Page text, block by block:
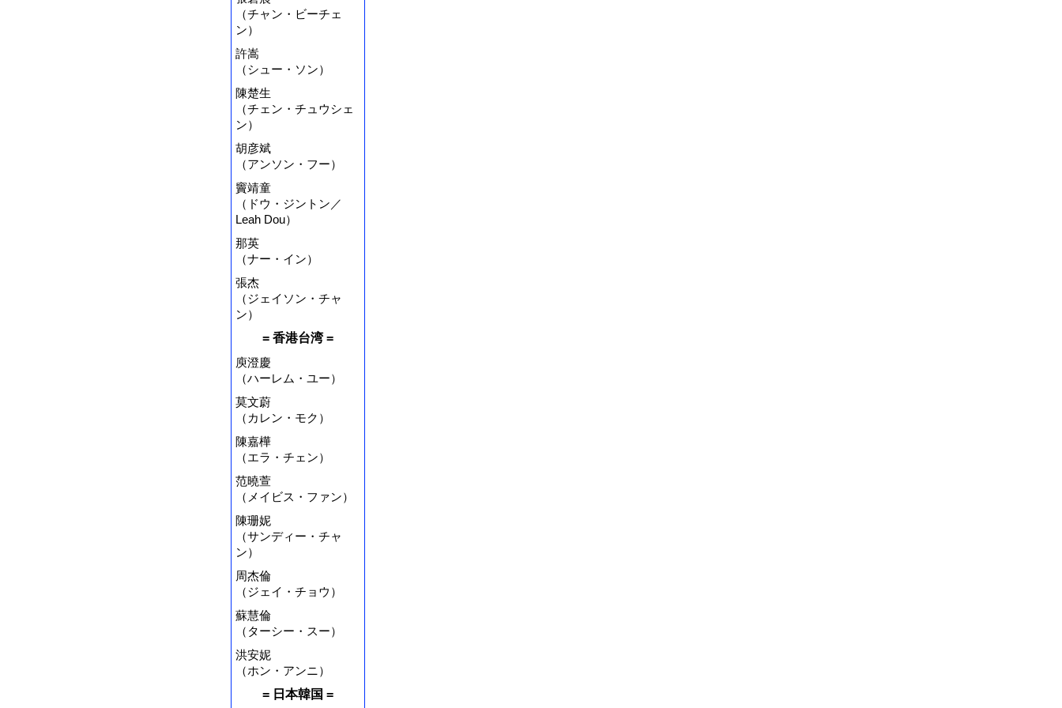
（チャン・ビーチェ
ン）
許嵩
（シュー・ソン）
陳楚生
（チェン・チュウシェ
ン）
胡彦斌
（アンソン・フー）
竇靖童
（ドウ・ジントン／
Leah Dou）
那英
（ナー・イン）
張杰
（ジェイソン・チャ
ン）
= 香港台湾 =
庾澄慶
（ハーレム・ユー）
莫文蔚
（カレン・モク）
陳嘉樺
（エラ・チェン）
范曉萱
（メイビス・ファン）
陳珊妮
（サンディー・チャ
ン）
周杰倫
（ジェイ・チョウ）
蘇慧倫
（ターシー・スー）
洪安妮
（ホン・アンニ）
= 日本韓国 =